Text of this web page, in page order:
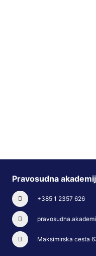
Pravosudna
+385 1 2357 626
Maksimirska cesta